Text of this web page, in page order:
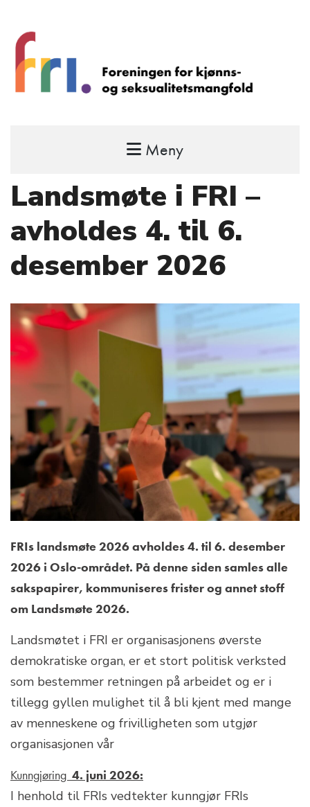
FRI – foreningen for kjønns- og
STÅ OPP FOR RETTEN TIL Å VÆRE FRI
Meny
Landsmøte i FRI –
avholdes 4. til 6.
desember 2026
FRIs landsmøte 2026 avholdes 4. til 6. desember
2026 i Oslo-området. På denne siden samles alle
sakspapirer, kommuniseres frister og annet stoff
om Landsmøte 2026.
Landsmøtet i FRI er organisasjonens øverste
demokratiske organ, er et stort politisk verksted
som bestemmer retningen på arbeidet og er i
tillegg gyllen mulighet til å bli kjent med mange
av menneskene og frivilligheten som utgjør
organisasjonen vår
Kunngjøring 4. juni 2026:
I henhold til FRIs vedtekter kunngjør FRIs